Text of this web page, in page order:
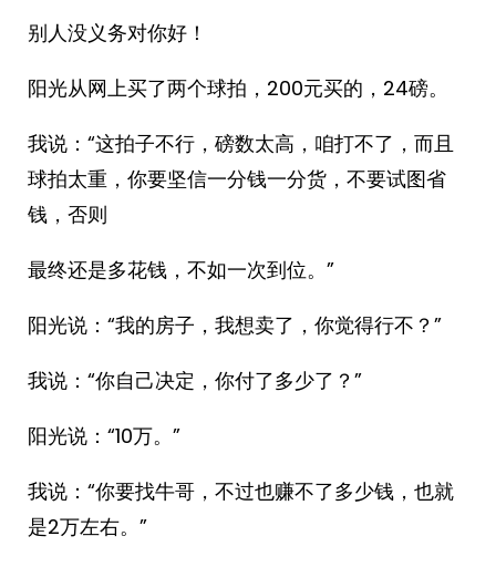
别人没义务对你好！
阳光从网上买了两个球拍，200元买的，24磅。
我说：“这拍子不行，磅数太高，咱打不了，而且
球拍太重，你要坚信一分钱一分货，不要试图省
钱，否则
最终还是多花钱，不如一次到位。”
阳光说：“我的房子，我想卖了，你觉得行不？”
我说：“你自己决定，你付了多少了？”
阳光说：“10万。”
我说：“你要找牛哥，不过也赚不了多少钱，也就
是2万左右。”